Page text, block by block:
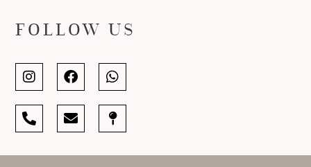
FOLLOW US